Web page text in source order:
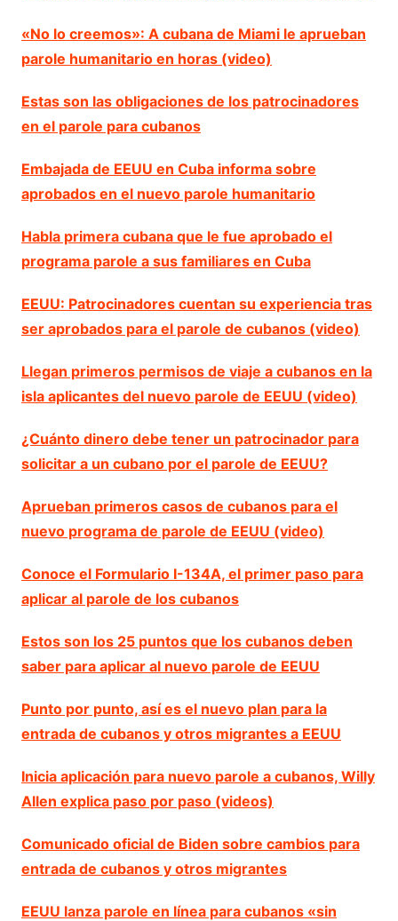
«No lo creemos»: A cubana de Miami le aprueban
parole humanitario en horas (video)
Estas son las obligaciones de los patrocinadores
en el parole para cubanos
Embajada de EEUU en Cuba informa sobre
aprobados en el nuevo parole humanitario
Habla primera cubana que le fue aprobado el
programa parole a sus familiares en Cuba
EEUU: Patrocinadores cuentan su experiencia tras
ser aprobados para el parole de cubanos (video)
Llegan primeros permisos de viaje a cubanos en la
isla aplicantes del nuevo parole de EEUU (video)
¿Cuánto dinero debe tener un patrocinador para
solicitar a un cubano por el parole de EEUU?
Aprueban primeros casos de cubanos para el
nuevo programa de parole de EEUU (video)
Conoce el Formulario I-134A, el primer paso para
aplicar al parole de los cubanos
Estos son los 25 puntos que los cubanos deben
saber para aplicar al nuevo parole de EEUU
Punto por punto, así es el nuevo plan para la
entrada de cubanos y otros migrantes a EEUU
Inicia aplicación para nuevo parole a cubanos, Willy
Allen explica paso por paso (videos)
Comunicado oficial de Biden sobre cambios para
entrada de cubanos y otros migrantes
EEUU lanza parole en línea para cubanos «sin